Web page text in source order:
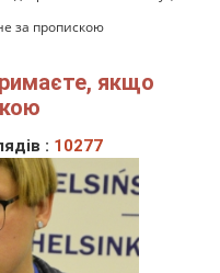
за пропискою
якщо
: 10277